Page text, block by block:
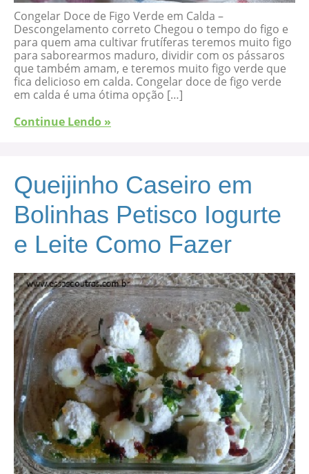
Congelar Doce de Figo Verde em Calda –
Descongelamento correto Chegou o tempo do figo e
para quem ama cultivar frutíferas teremos muito figo
para saborearmos maduro, dividir com os pássaros
que também amam, e teremos muito figo verde que
fica delicioso em calda. Congelar doce de figo verde
em calda é uma ótima opção […]
Continue Lendo »
Queijinho Caseiro em
Bolinhas Petisco Iogurte
e Leite Como Fazer